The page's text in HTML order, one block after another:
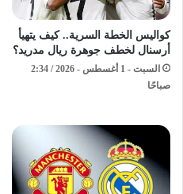
كواليس الخطة السرية.. كيف يتهيأ
أرسنال لخطف جوهرة ريال مدريد؟
السبت - 1 أغسطس - 2026 / 2:34
صباحًا